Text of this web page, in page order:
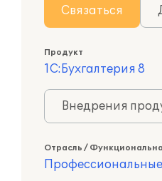
Связаться
Продукт
1С:Бухгалтерия 8
Внедрения
Отрасль /
Профессиональные